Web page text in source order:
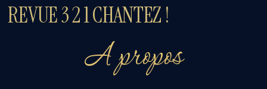
REVUE 3 2 1 CHANTEZ !
A propos